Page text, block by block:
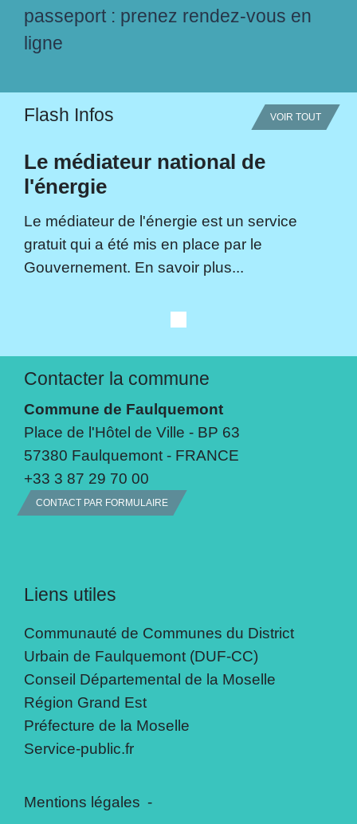
passeport : prenez rendez-vous en
ligne
Flash Infos VOIR TOUT
Le médiateur national de
l'énergie
Le médiateur de l'énergie est un service
gratuit qui a été mis en place par le
Gouvernement. En savoir plus...
Contacter la commune
Commune de Faulquemont
Place de l'Hôtel de Ville - BP 63
57380 Faulquemont - FRANCE
+33 3 87 29 70 00
CONTACT PAR FORMULAIRE
Liens utiles
Communauté de Communes du District
Urbain de Faulquemont (DUF-CC)
Conseil Départemental de la Moselle
Région Grand Est
Préfecture de la Moselle
Service-public.fr
Mentions légales -